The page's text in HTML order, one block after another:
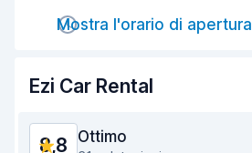
Condizioni dell'auto
Mostra l'orario di apertura
Ezi Car Rental
8,8 Ottimo